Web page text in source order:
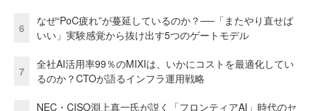
6
なぜ“PoC疲れ”が蔓延しているのか？──「またやり直せば
いい」実験感覚から抜け出す5つのゲートモデル
7
全社AI活用率99％のMIXIは、いかにコストを最適化してい
るのか？CTOが語るインフラ運用戦略
NEC・CISO淵上真一氏が説く「フロンティアAI」時代のセ